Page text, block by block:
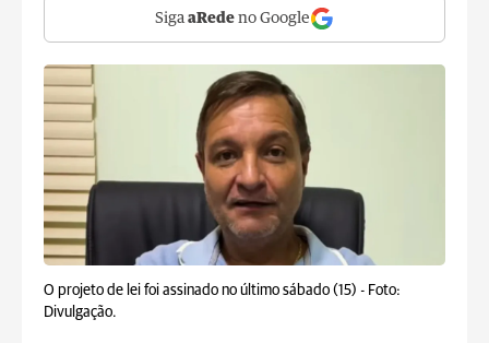
Siga aRede no Google
O projeto de lei foi assinado no último sábado (15) - Foto:
Divulgação.